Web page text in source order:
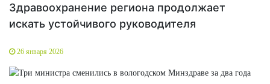
Здравоохранение региона продолжает
искать устойчивого руководителя
26 января 2026